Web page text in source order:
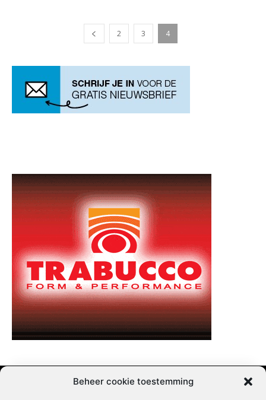
Beheer cookie toestemming
2 3 4